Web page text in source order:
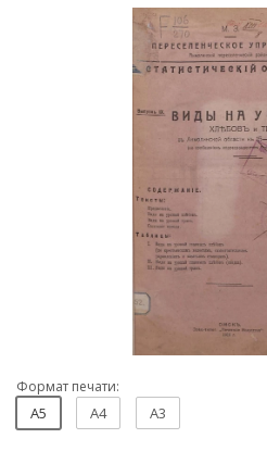
Формат печати:
A5 A4 A3